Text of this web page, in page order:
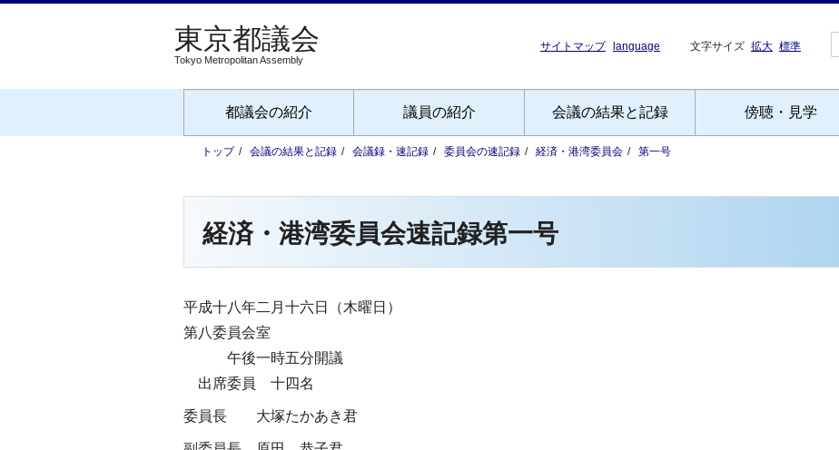
Tokyo Metropolitan Assembly
サイトマップ language 文字サイズ 拡大 標準
都議会の紹介 議員の紹介 会議の結果と記録 傍聴・見学
トップ 会議の結果と記録 会議録・速記録 委員会の速記録 経済・港湾委員会 第一号
経済・港湾委員会速記録第一号
平成十八年二月十六日（木曜日）
第八委員会室
午後一時五分開議
出席委員 十四名
委員長 大塚たかあき君